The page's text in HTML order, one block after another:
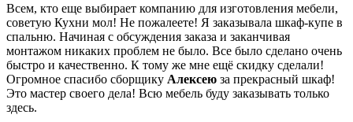
Всем, кто еще выбирает компанию для изготовления мебели,
советую Кухни мол! Не пожалеете! Я заказывала шкаф-купе в
спальню. Начиная с обсуждения заказа и заканчивая
монтажом никаких проблем не было. Все было сделано очень
быстро и качественно. К тому же мне ещё скидку сделали!
Огромное спасибо сборщику Алексею за прекрасный шкаф!
Это мастер своего дела! Всю мебель буду заказывать только
здесь.